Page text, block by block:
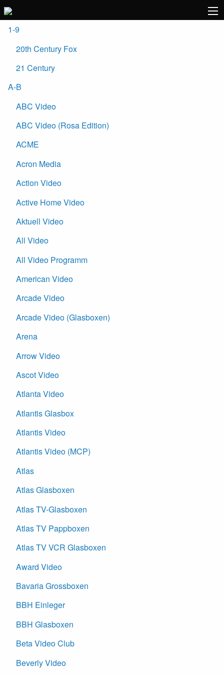
1-9
20th Century Fox
21 Century
A-B
ABC Video
ABC Video (Rosa Edition)
ACME
Acron Media
Action Video
Active Home Video
Aktuell Video
All Video
All Video Programm
American Video
Arcade Video
Arcade Video (Glasboxen)
Arena
Arrow Video
Ascot Video
Atlanta Video
Atlantis Glasbox
Atlantis Video
Atlantis Video (MCP)
Atlas
Atlas Glasboxen
Atlas TV-Glasboxen
Atlas TV Pappboxen
Atlas TV VCR Glasboxen
Award Video
Bavaria Grossboxen
BBH Einleger
BBH Glasboxen
Beta Video Club
Beverly Video